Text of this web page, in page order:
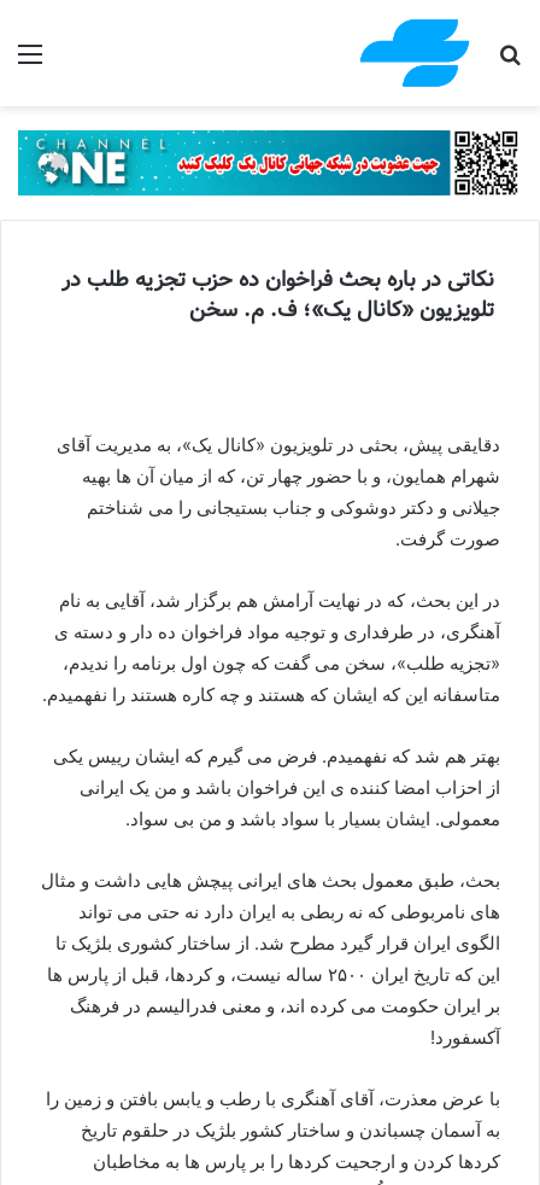
جستجو برای
نکاتی در باره بحث فراخوان ده حزب تجزیه طلب در
تلویزیون «کانال یک»؛ ف. م. سخن
دقایقی پیش، بحثی در تلویزیون «کانال یک»، به مدیریت آقای
شهرام همایون، و با حضور چهار تن، که از میان آن ها بهیه
جیلانی و دکتر دوشوکی و جناب بستیجانی را می شناختم
صورت گرفت.
در این بحث، که در نهایت آرامش هم برگزار شد، آقایی به نام
آهنگری، در طرفداری و توجیه مواد فراخوان ده دار و دسته ی
«تجزیه طلب»، سخن می گفت که چون اول برنامه را ندیدم،
متاسفانه این که ایشان که هستند و چه کاره هستند را نفهمیدم.
بهتر هم شد که نفهمیدم. فرض می گیرم که ایشان رییس یکی
از احزاب امضا کننده ی این فراخوان باشد و من یک ایرانی
معمولی. ایشان بسیار با سواد باشد و من بی سواد.
بحث، طبق معمول بحث های ایرانی پیچش هایی داشت و مثال
های نامربوطی که نه ربطی به ایران دارد نه حتی می تواند
الگوی ایران قرار گیرد مطرح شد. از ساختار کشوری بلژیک تا
این که تاریخ ایران ۲۵۰۰ ساله نیست، و کردها، قبل از پارس ها
بر ایران حکومت می کرده اند، و معنی فدرالیسم در فرهنگ
آکسفورد!
با عرض معذرت، آقای آهنگری با رطب و یابس بافتن و زمین را
به آسمان چسباندن و ساختار کشور بلژیک در حلقوم تاریخ
کردها کردن و ارجحیت کردها را بر پارس ها به مخاطبان